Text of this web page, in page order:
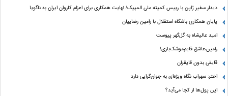
دیدار سفیر ژاپن با رییس کمیته ملی المپیک/ نهایت همکاری برای اعزام کاروان ایران به ناگویا
پایان همکاری باشگاه استقلال با رامین رضاییان
امید عالیشاه به گل‌گهر پیوست
رامین،عاشق قایم‌موشک‌بازی!
قایقی بدون قایقران
اختر: سهراب نگاه ویژه‌ای به جوان‌گرایی دارد
این پول‌ها از کجا می‌آید؟